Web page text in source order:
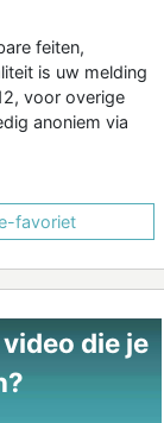
feiten,
is uw melding
voor overige
anoniem via
favoriet
die je